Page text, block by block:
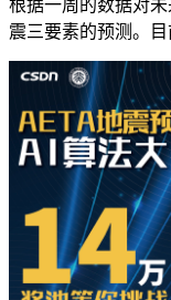
根据一周的数据对
震三要素的预测。